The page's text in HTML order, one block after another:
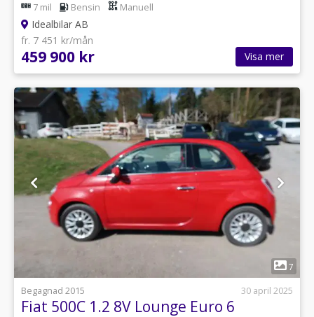
7 mil Bensin Manuell
Idealbilar AB
fr. 7 451 kr/mån
459 900 kr Visa mer
7
Begagnad 2015
30 april 2025
Fiat 500C 1.2 8V Lounge Euro 6